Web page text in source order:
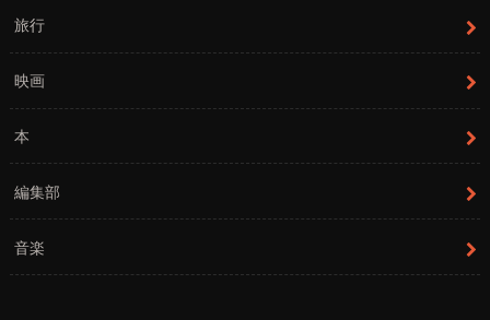
旅行
映画
本
編集部
音楽